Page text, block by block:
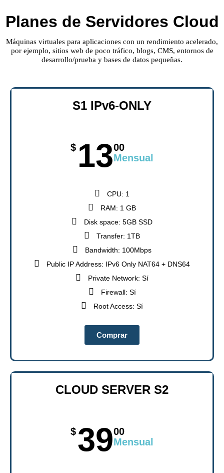
Planes de Servidores Cloud
Máquinas virtuales para aplicaciones con un rendimiento acelerado,
por ejemplo, sitios web de poco tráfico, blogs, CMS, entornos de
desarrollo/prueba y bases de datos pequeñas.
S1 IPv6-ONLY
$ 1300
Mensual
CPU: 1
RAM: 1 GB
Disk space: 5GB SSD
Transfer: 1TB
Bandwidth: 100Mbps
Public IP Address: IPv6 Only NAT64 + DNS64
Private Network: Sí
Firewall: Sí
Root Access: Sí
Comprar
CLOUD SERVER S2
$3900
Mensual